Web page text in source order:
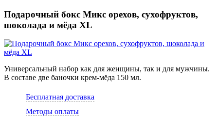
Подарочный бокс Микс орехов, сухофруктов,
шоколада и мёда XL
Универсальный набор как для женщины, так и для мужчины.
В составе две баночки крем-мёда 150 мл.
Бесплатная доставка
Методы оплаты